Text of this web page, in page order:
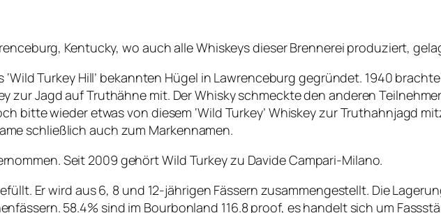
Kentucky, wo auch alle Whiskeys dieser Brennerei produziert,
Turkey Hill’ bekannten Hügel in Lawrenceburg gegründet. 1940
zur Jagd auf Truthähne mit. Der Whisky schmeckte den anderen
bitte wieder etwas von diesem ‘Wild Turkey’ Whiskey zur Truthahnjagd
schließlich auch zum Markennamen.
Seit 2009 gehört Wild Turkey zu Davide Campari-Milano.
Er wird aus 6, 8 und 12-jährigen Fässern zusammengestellt. Die
58.4% sind im Bourbonland 116.8 proof, es handelt sich um